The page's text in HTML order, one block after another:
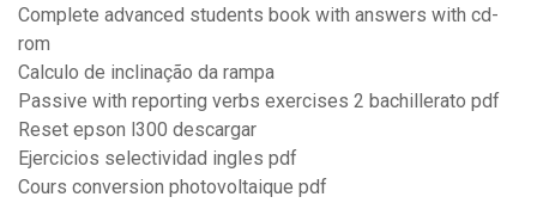
Complete advanced students book with answers with cd-
rom
Calculo de inclinação da rampa
Passive with reporting verbs exercises 2 bachillerato pdf
Reset epson l300 descargar
Ejercicios selectividad ingles pdf
Cours conversion photovoltaique pdf